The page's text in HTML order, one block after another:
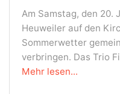
Am Samstag, den 20.
Heuweiler auf den
Sommerwetter
verbringen. Das Trio
Mehr lesen...